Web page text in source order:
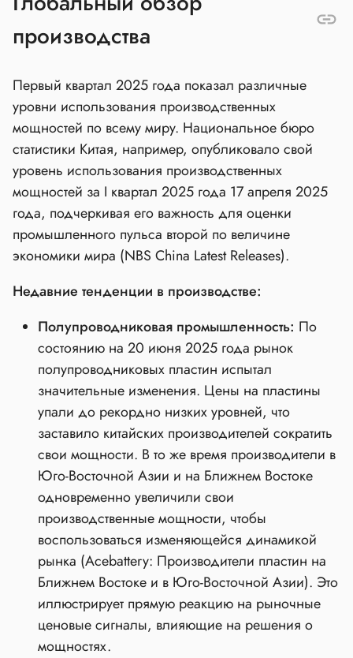
производства
Первый квартал 2025 года показал различные
уровни использования производственных
мощностей по всему миру. Национальное бюро
статистики Китая, например, опубликовало свой
уровень использования производственных
мощностей за I квартал 2025 года 17 апреля 2025
года, подчеркивая его важность для оценки
промышленного пульса второй по величине
экономики мира (NBS China Latest Releases).
Недавние тенденции в производстве:
Полупроводниковая промышленность: По
состоянию на 20 июня 2025 года рынок
полупроводниковых пластин испытал
значительные изменения. Цены на пластины
упали до рекордно низких уровней, что
заставило китайских производителей сократить
свои мощности. В то же время производители в
Юго-Восточной Азии и на Ближнем Востоке
одновременно увеличили свои
производственные мощности, чтобы
воспользоваться изменяющейся динамикой
рынка (Acebattery: Производители пластин на
Ближнем Востоке и в Юго-Восточной Азии). Это
иллюстрирует прямую реакцию на рыночные
ценовые сигналы, влияющие на решения о
мощностях.